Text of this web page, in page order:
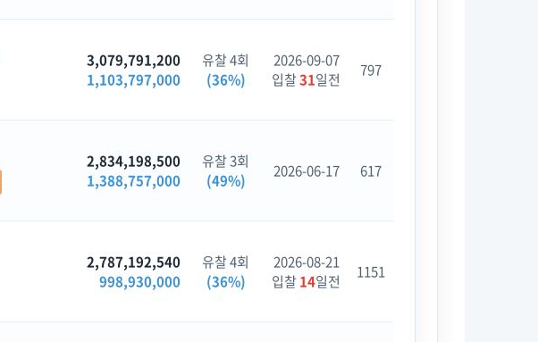
3,079,791,200
1,103,797,000
유찰 4회
(36%)
2026-09-07
입찰31일전 797
2,834,198,500
1,388,757,000
유찰 3회
(49%)
2026-06-17 617
2,787,192,540
998,930,000
유찰 4회
(36%)
2026-08-21
입찰14일전 1151